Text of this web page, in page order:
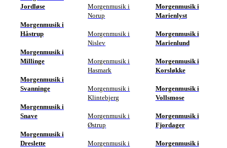
Jordløse
Morgenmusik i
Håstrup
Morgenmusik i
Millinge
Morgenmusik i
Svanninge
Morgenmusik i
Snave
Morgenmusik i
Dreslette
Morgenmusik i
Norup
Morgenmusik i
Nislev
Morgenmusik i
Hasmark
Morgenmusik i
Klintebjerg
Morgenmusik i
Østrup
Morgenmusik i
Morgenmusik i
Marienlyst
Morgenmusik i
Marienlund
Morgenmusik i
Korsløkke
Morgenmusik i
Vollsmose
Morgenmusik i
Fjordager
Morgenmusik i